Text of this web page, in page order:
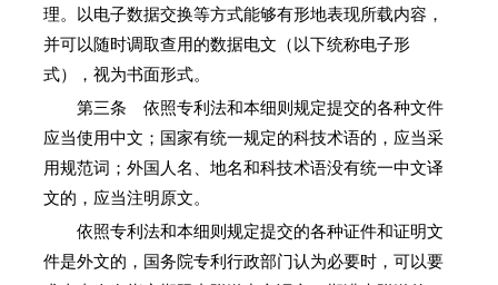
理。以电子数据交换等方式能够有形地表现所载内容，
并可以随时调取查用的数据电文（以下统称电子形
式），视为书面形式。
第三条 依照专利法和本细则规定提交的各种文件
应当使用中文；国家有统一规定的科技术语的，应当采
用规范词；外国人名、地名和科技术语没有统一中文译
文的，应当注明原文。
依照专利法和本细则规定提交的各种证件和证明文
件是外文的，国务院专利行政部门认为必要时，可以要